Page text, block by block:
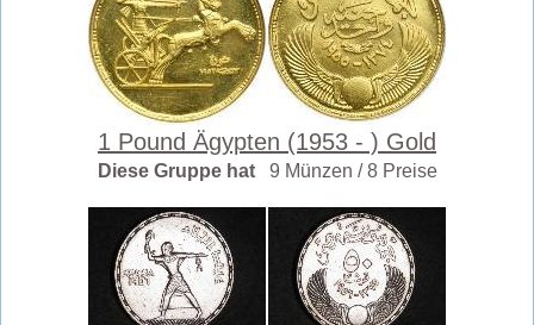
1 Pound Ägypten (1953 - ) Gold
Diese Gruppe hat 9 Münzen / 8 Preise